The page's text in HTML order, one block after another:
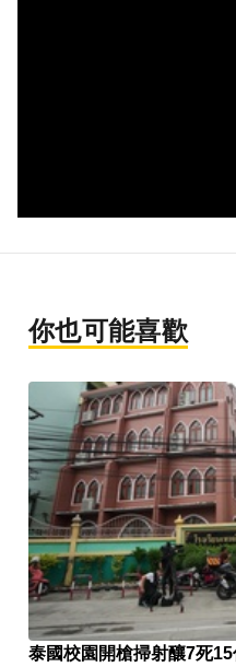
你也可能喜歡
泰國校園開槍掃射釀7死